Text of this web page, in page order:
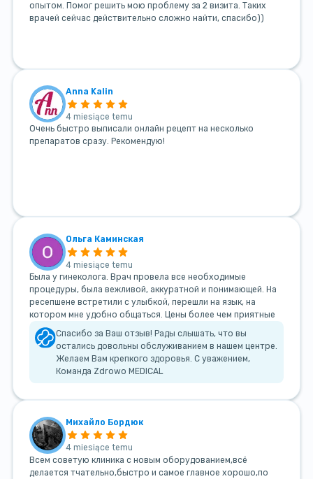
опытом. Помог решить мою проблему за 2 визита. Таких
врачей сейчас действительно сложно найти, спасибо))
Anna Kalin
4 miesiące temu
Очень быстро выписали онлайн рецепт на несколько
препаратов сразу. Рекомендую!
Ольга Каминская
4 miesiące temu
Была у гинеколога. Врач провела все необходимые
процедуры, была вежливой, аккуратной и понимающей. На
ресепшене встретили с улыбкой, перешли на язык, на
котором мне удобно общаться. Цены более чем приятные
Спасибо за Ваш отзыв! Рады слышать, что вы
остались довольны обслуживанием в нашем центре.
Желаем Вам крепкого здоровья. С уважением,
Команда Zdrowo MEDICAL
Михайло Бордюк
4 miesiące temu
Всем советую клиника с новым оборудованием,всё
делается тчательно,быстро и самое главное хорошо,по